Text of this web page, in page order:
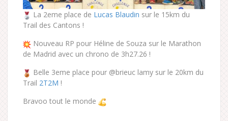
La 2eme place de Lucas Blaudin sur le 15km du
Trail des Cantons !
Nouveau RP pour Héline de Souza sur le Marathon
de Madrid avec un chrono de 3h27.26 !
Belle 3eme place pour @brieuc lamy sur le 20km du
Trail 2T2M !
Bravoo tout le monde